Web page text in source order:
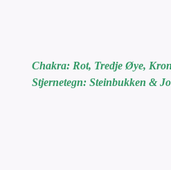
Chakra: Rot, Tredje Øye,
Stjernetegn: Steinbukken &